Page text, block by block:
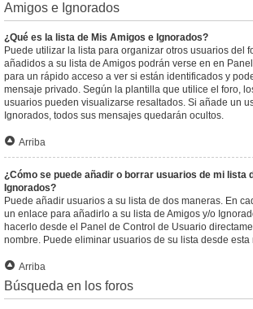
Amigos e Ignorados
¿Qué es la lista de Mis Amigos e Ignorados?
Puede utilizar la lista para organizar otros usuarios del
añadidos a su lista de Amigos podrán verse en en
para un rápido acceso a ver si están identificados y
mensaje privado. Según la plantilla que utilice el foro,
usuarios pueden visualizarse resaltados. Si añade un
Ignorados, todos sus mensajes quedarán ocultos.
Arriba
¿Cómo se puede añadir o borrar usuarios de mi lista
Ignorados?
Puede añadir usuarios a su lista de dos maneras. En
un enlace para añadirlo a su lista de Amigos y/o
hacerlo desde el Panel de Control de Usuario
nombre. Puede eliminar usuarios de su lista desde esta
Arriba
Búsqueda en los foros